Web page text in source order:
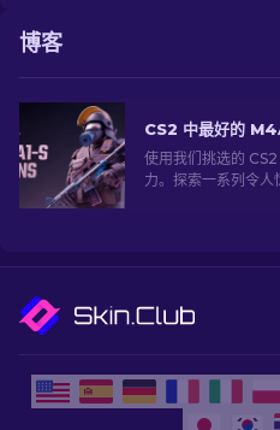
博客
使用我们挑选的
力。探索一系列令人